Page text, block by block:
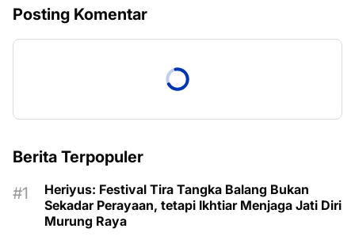
Posting Komentar
Berita Terpopuler
Heriyus: Festival Tira Tangka Balang Bukan
Sekadar Perayaan, tetapi Ikhtiar Menjaga Jati Diri
Murung Raya